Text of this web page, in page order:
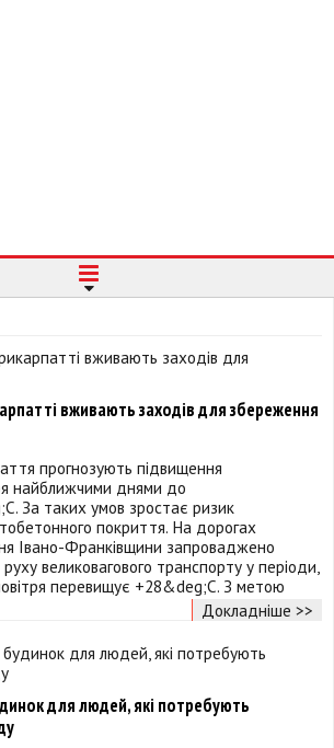
вживають заходів для збереження
прогнозують підвищення
найближчими днями до
За таких умов зростає ризик
покриття. На дорогах
Івано-Франківщини запроваджено
великовагового транспорту у періоди,
перевищує +28&deg;С. З метою
Докладніше >>
для людей, які потребують